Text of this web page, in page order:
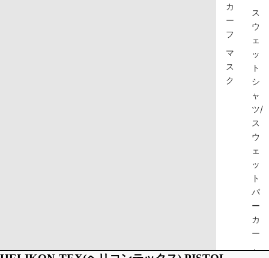
カ
ー
フ
マ
ス
ク
ス
ウ
ェ
ッ
ト
シ
ャ
ツ/
ス
ウ
ェ
ッ
ト
パ
ー
カ
ー
セ